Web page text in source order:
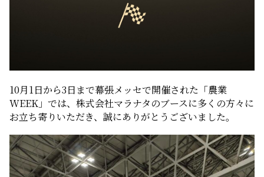
10月1日から3日まで幕張メッセで開催された「農業
WEEK」では、株式会社マラナタのブースに多くの方々に
お立ち寄りいただき、誠にありがとうございました。